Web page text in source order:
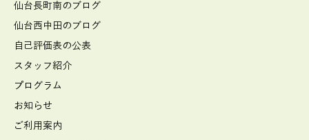
仙台長町南のブログ
仙台西中田のブログ
自己評価表の公表
スタッフ紹介
プログラム
お知らせ
ご利用案内